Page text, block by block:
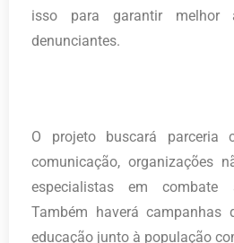
isso para garantir
denunciantes.
O projeto buscará parceria
comunicação, organizações
especialistas em
Também haverá campanhas
educação junto à população